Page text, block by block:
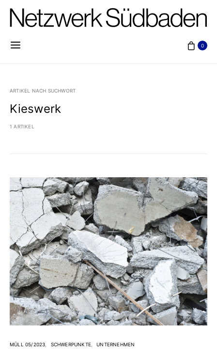
0
ARTIKEL NACH SUCHWORT
Kieswerk
1 ARTIKEL
MÜLL 05/2023 SCHWERPUNKTE UNTERNEHMEN